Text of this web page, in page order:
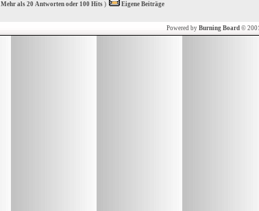
Mehr als 20 Antworten oder 100 Hits ) Eigene Beiträge
Powered by Burning Board ©